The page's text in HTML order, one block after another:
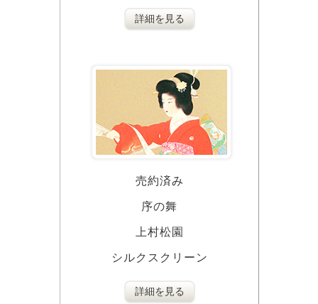
詳細を見る
売約済み
序の舞
上村松園
シルクスクリーン
詳細を見る